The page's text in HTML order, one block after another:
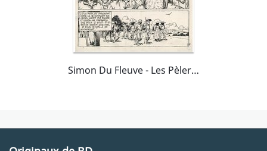
Simon Du Fleuve - Les Pèlerins - Planche 5